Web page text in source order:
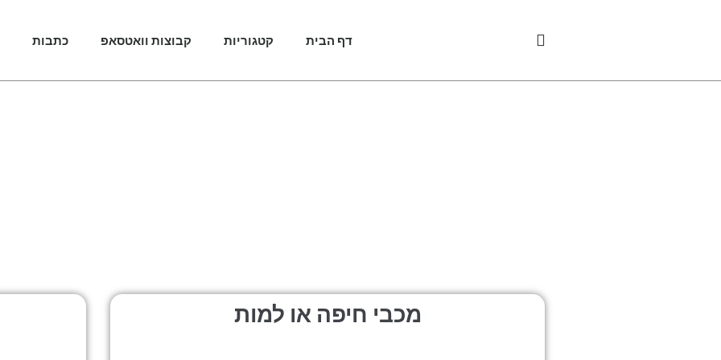
כתבות קבוצות וואטסאפ קטגוריות דף הבית
מכבי חיפה או למות